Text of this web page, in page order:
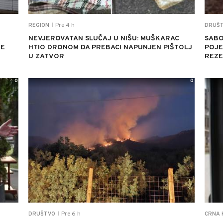
REGION Pre 4 h
NEVJEROVATAN SLUČAJ U NIŠU: MUŠKARAC
HTIO DRONOM DA PREBACI NAPUNJEN PIŠTOLJ
U ZATVOR
0
DRUŠTVO Pre 6 h
0
CRNA